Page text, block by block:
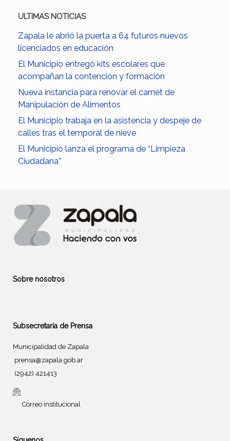
ULTIMAS NOTICIAS
Zapala le abrió la puerta a 64 futuros nuevos
licenciados en educación
El Municipio entregó kits escolares que
acompañan la contención y formación
Nueva instancia para renovar el carnet de
Manipulación de Alimentos
El Municipio trabaja en la asistencia y despeje de
calles tras el temporal de nieve
El Municipio lanza el programa de “Limpieza
Ciudadana”
Sobre nosotros
Subsecretaría de Prensa
Municipalidad de Zapala
prensa@zapala.gob.ar
(2942) 421413
Correo institucional